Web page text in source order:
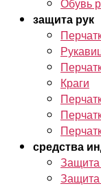
защита рук
Краги
средства
Защита
Защита